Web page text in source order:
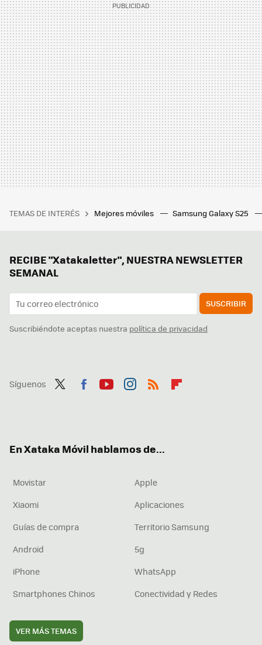
TEMAS DE INTERÉS Mejores móviles Samsung Galaxy S25
RECIBE "Xatakaletter", NUESTRA NEWSLETTER
SEMANAL
SUSCRIBIR
Suscribiéndote aceptas nuestra política de privacidad
Síguenos
En Xataka Móvil hablamos de...
Movistar
Apple
Xiaomi
Aplicaciones
Guías de compra
Territorio Samsung
Android
5g
iPhone
WhatsApp
Smartphones Chinos
Conectividad y Redes
VER MÁS TEMAS